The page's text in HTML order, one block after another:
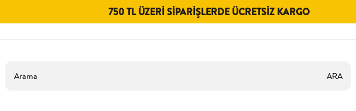
750 TL ÜZERI SIPARIŞLERDE ÜCRETSIZ KARGO